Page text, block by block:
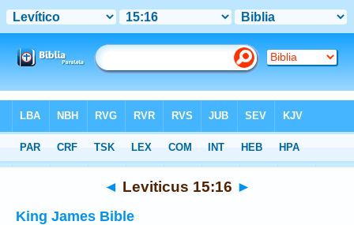
Multilingual > Leviticus 15:16
◄ Leviticus 15:16 ►
King James Bible